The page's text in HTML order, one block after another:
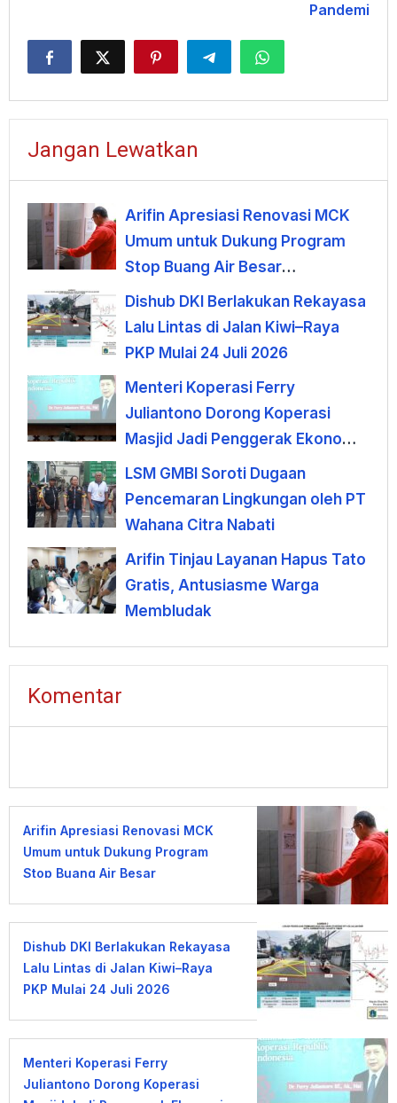
Pandemi
Jangan Lewatkan
Arifin Apresiasi Renovasi MCK
Umum untuk Dukung Program
Stop Buang Air Besar
Sembarangan
Dishub DKI Berlakukan Rekayasa
Lalu Lintas di Jalan Kiwi–Raya
PKP Mulai 24 Juli 2026
Menteri Koperasi Ferry
Juliantono Dorong Koperasi
Masjid Jadi Penggerak Ekonomi
Umat
LSM GMBI Soroti Dugaan
Pencemaran Lingkungan oleh PT
Wahana Citra Nabati
Arifin Tinjau Layanan Hapus Tato
Gratis, Antusiasme Warga
Membludak
Komentar
Arifin Apresiasi Renovasi MCK
Umum untuk Dukung Program
Stop Buang Air Besar
Dishub DKI Berlakukan Rekayasa
Lalu Lintas di Jalan Kiwi–Raya
PKP Mulai 24 Juli 2026
Menteri Koperasi Ferry
Juliantono Dorong Koperasi